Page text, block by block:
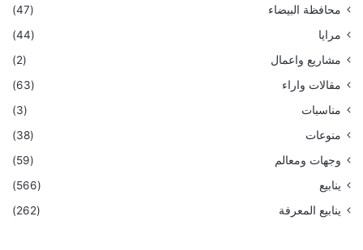
محافظة البيضاء
(47)
مرايا
(44)
مشاريع واعمال
(2)
مقالات واراء
(63)
مناسبات
(3)
منوعات
(38)
وجهات ومعالم
(59)
ينابيع
(566)
ينابيع المعرفة
(262)